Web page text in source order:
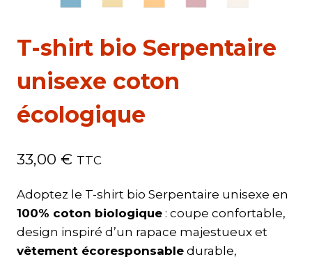
T-shirt bio Serpentaire
unisexe coton
écologique
33,00 € TTC
Adoptez le T-shirt bio Serpentaire unisexe en
100% coton biologique : coupe confortable,
design inspiré d’un rapace majestueux et
vêtement écoresponsable durable,